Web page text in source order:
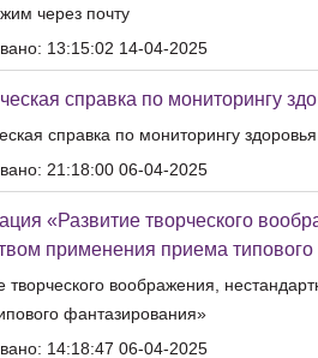
через почту
13:15:02 14-04-2025
справка по мониторингу
справка по мониторингу
21:18:00 06-04-2025
«Развитие творческого
применения приема
творческого воображения,
фантазирования»
14:18:47 06-04-2025